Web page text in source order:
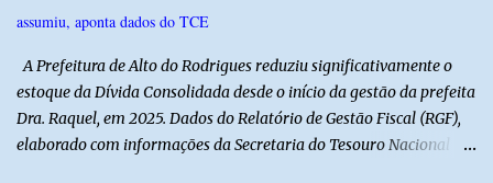
assumiu, aponta dados do TCE
A Prefeitura de Alto do Rodrigues reduziu significativamente o
estoque da Dívida Consolidada desde o início da gestão da prefeita
Dra. Raquel, em 2025. Dados do Relatório de Gestão Fiscal (RGF),
elaborado com informações da Secretaria do Tesouro Nacional